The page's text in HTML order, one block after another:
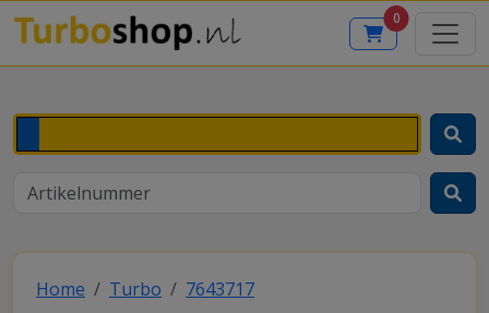
0
Home Turbo 7643717